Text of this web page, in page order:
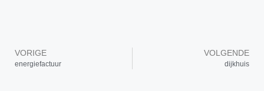
VORIGE
energiefactuur
VOLGENDE
dijkhuis